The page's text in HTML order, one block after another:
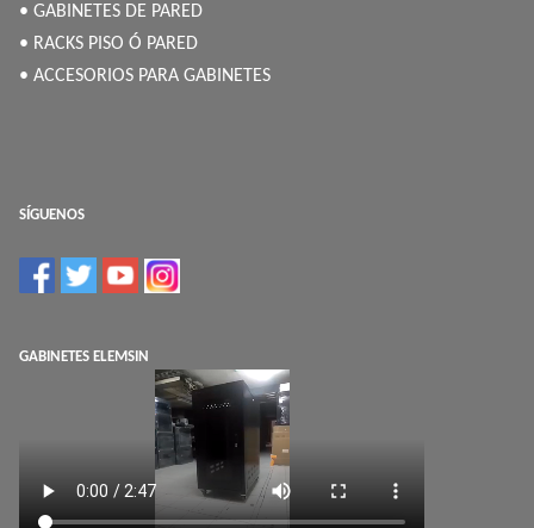
• GABINETES DE PARED
• RACKS PISO Ó PARED
• ACCESORIOS PARA GABINETES
SÍGUENOS
GABINETES ELEMSIN